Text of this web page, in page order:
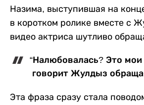
Назима, выступившая на
в коротком ролике вместе с
видео актриса шутливо
“Налюбовалась? Это мои
говорит Жулдыз
Эта фраза сразу стала